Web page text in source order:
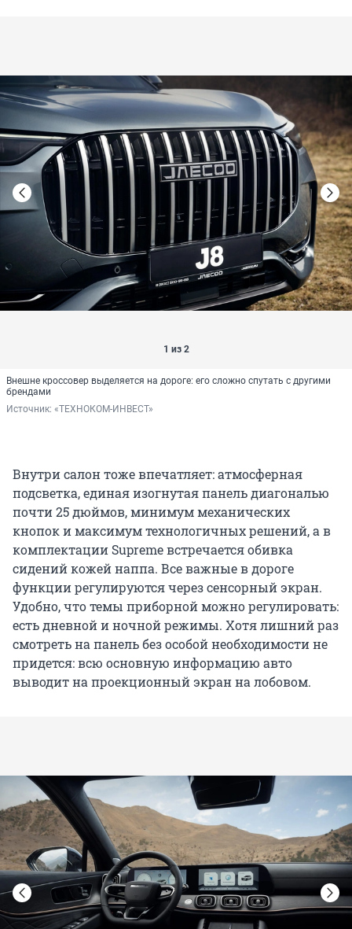
1 из 2
Внешне кроссовер выделяется на дороге: его сложно спутать с другими
брендами
Источник: «ТЕХНОКОМ-ИНВЕСТ»
Внутри салон тоже впечатляет: атмосферная
подсветка, единая изогнутая панель диагональю
почти 25 дюймов, минимум механических
кнопок и максимум технологичных решений, а в
комплектации Supreme встречается обивка
сидений кожей наппа. Все важные в дороге
функции регулируются через сенсорный экран.
Удобно, что темы приборной можно регулировать:
есть дневной и ночной режимы. Хотя лишний раз
смотреть на панель без особой необходимости не
придется: всю основную информацию авто
выводит на проекционный экран на лобовом.